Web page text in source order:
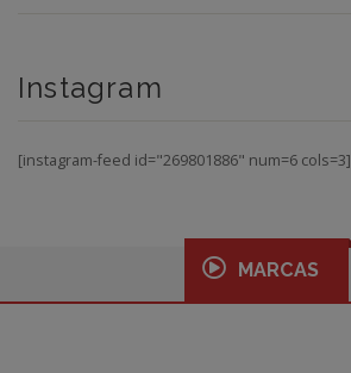
Instagram
[instagram-feed id="269801886" num=6 cols=3]
MARCAS